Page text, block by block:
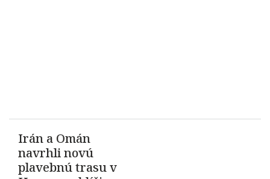
Irán a Omán
navrhli novú
plavebnú trasu v